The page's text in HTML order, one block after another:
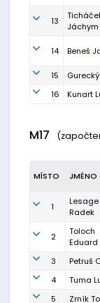
13
Jáchym
14 Beneš
15
16
Kunart
M17
MÍSTO JMÉNO
1
Lesage
Radek
2
Toloch
Eduard
3 Petruš
4
Tuma
5
Zrník